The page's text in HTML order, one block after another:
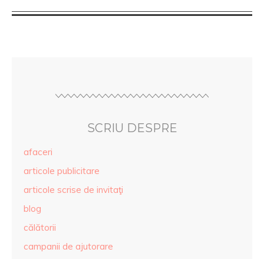
SCRIU DESPRE
afaceri
articole publicitare
articole scrise de invitaţi
blog
călătorii
campanii de ajutorare